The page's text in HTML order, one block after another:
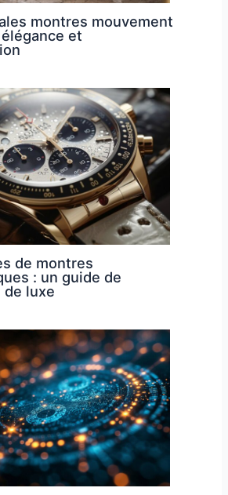
montres mouvement
et
de montres
: un guide de
de luxe